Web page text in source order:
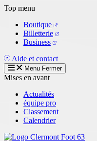
Aller
contenu
principal
Top menu
Boutique
Billetterie
Business
Aide et contact
Menu Fermer
Mises en avant
Actualités
équipe pro
Classement
Calendrier